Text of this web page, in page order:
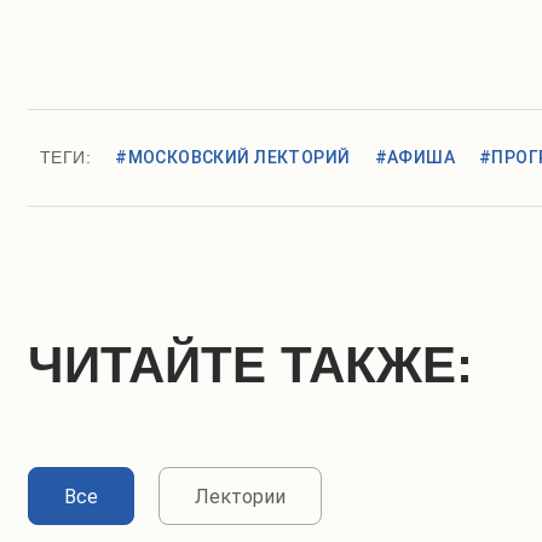
ТЕГИ: #МОСКОВСКИЙ ЛЕКТОРИЙ #АФИША
ЧИТАЙТЕ ТАКЖЕ:
Все Лектории